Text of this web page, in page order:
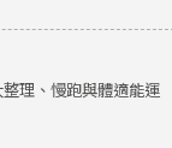
理、慢跑與體適能運